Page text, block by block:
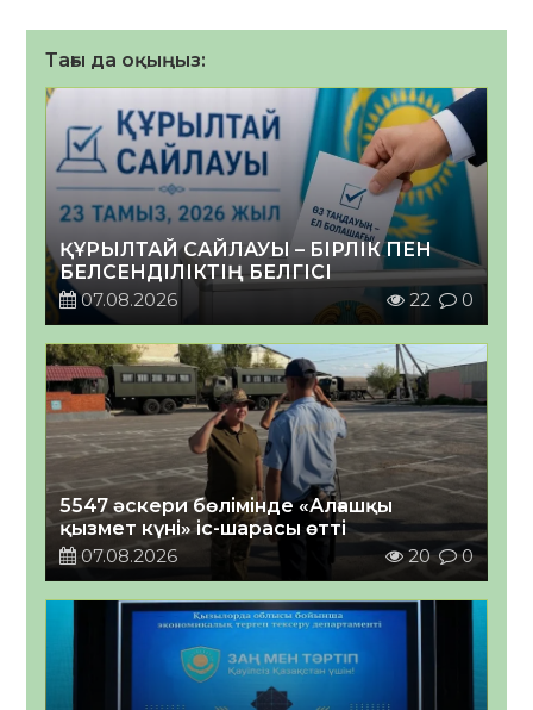
Тағы да оқыңыз:
ҚҰРЫЛТАЙ САЙЛАУЫ – БІРЛІК ПЕН
БЕЛСЕНДІЛІКТІҢ БЕЛГІСІ
07.08.2026
22 0
5547 әскери бөлімінде «Алғашқы
қызмет күні» іс-шарасы өтті
07.08.2026
20 0